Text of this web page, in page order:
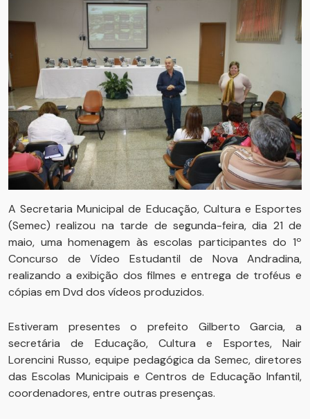
A Secretaria Municipal de Educação, Cultura e Esportes
(Semec) realizou na tarde de segunda-feira, dia 21 de
maio, uma homenagem às escolas participantes do 1º
Concurso de Vídeo Estudantil de Nova Andradina,
realizando a exibição dos filmes e entrega de troféus e
cópias em Dvd dos vídeos produzidos.
Estiveram presentes o prefeito Gilberto Garcia, a
secretária de Educação, Cultura e Esportes, Nair
Lorencini Russo, equipe pedagógica da Semec, diretores
das Escolas Municipais e Centros de Educação Infantil,
coordenadores, entre outras presenças.